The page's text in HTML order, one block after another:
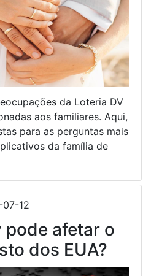
da Loteria DV
aos familiares. Aqui,
para as perguntas mais
da família de
12
pode afetar o
dos EUA?